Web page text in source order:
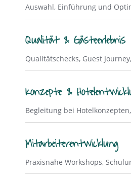
Auswahl, Einführung und
Qualität & Gästeerlebnis
Qualitätschecks, Guest
Konzepte &
Begleitung bei
Mitarbeiterentwicklung
Praxisnahe Workshops,